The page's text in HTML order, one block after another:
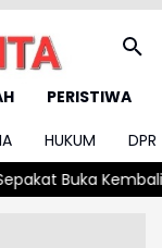
PERISTIWA
HUKUM
DPR
60 Hari